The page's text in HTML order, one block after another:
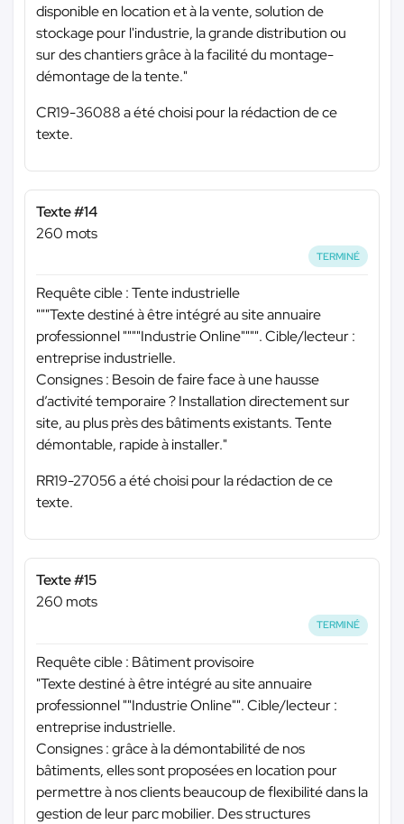
disponible en location et à la vente, solution de
stockage pour l'industrie, la grande distribution ou
sur des chantiers grâce à la facilité du montage-
démontage de la tente."
CR19-36088 a été choisi pour la rédaction de ce
texte.
Texte #14
260 mots
TERMINÉ
Requête cible : Tente industrielle
"""Texte destiné à être intégré au site annuaire
professionnel """"Industrie Online"""". Cible/lecteur :
entreprise industrielle.
Consignes : Besoin de faire face à une hausse
d’activité temporaire ? Installation directement sur
site, au plus près des bâtiments existants. Tente
démontable, rapide à installer."
RR19-27056 a été choisi pour la rédaction de ce
texte.
Texte #15
260 mots
TERMINÉ
Requête cible : Bâtiment provisoire
"Texte destiné à être intégré au site annuaire
professionnel ""Industrie Online"". Cible/lecteur :
entreprise industrielle.
Consignes : grâce à la démontabilité de nos
bâtiments, elles sont proposées en location pour
permettre à nos clients beaucoup de flexibilité dans la
gestion de leur parc mobilier. Des structures